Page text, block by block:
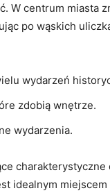
W centrum miasta
po ‍wąskich
⁤wydarzeń
zdobią ‍wnętrze.
wydarzenia.
idealnym